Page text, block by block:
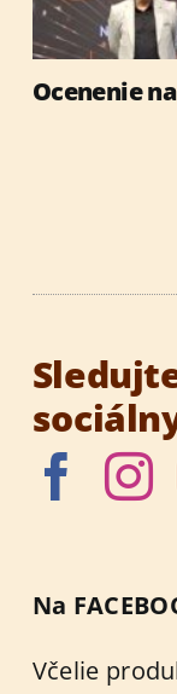
Ocenenie
Na
Včelie